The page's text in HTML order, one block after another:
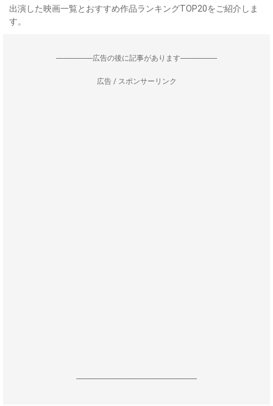
出演した映画一覧とおすすめ作品ランキングTOP20をご紹介しま
す。
--------------------広告の後に記事があります--------------------
広告 / スポンサーリンク
------------------------------------------------------------------